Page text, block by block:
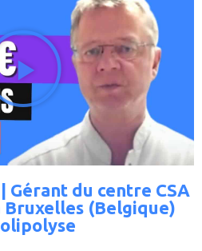
Gérant du centre CSA
Bruxelles (Belgique)